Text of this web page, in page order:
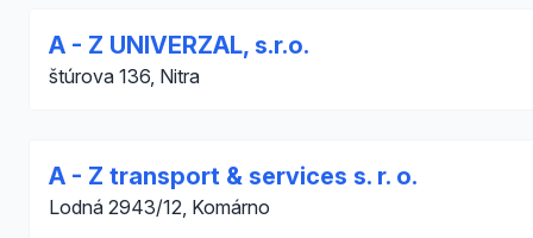
A - Z UNIVERZAL, s.r.o.
štúrova 136, Nitra
A - Z transport & services s. r. o.
Lodná 2943/12, Komárno